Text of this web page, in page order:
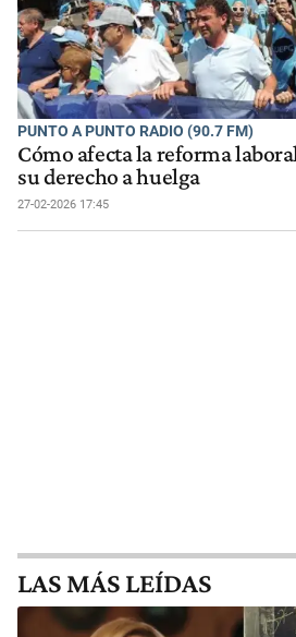
PUNTO A PUNTO RADIO (90.7 FM)
Cómo afecta la reforma
su derecho a huelga
27-02-2026 17:45
LAS MÁS LEÍDAS